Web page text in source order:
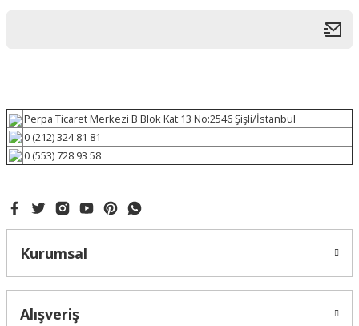
Perpa Ticaret Merkezi B Blok Kat:13 No:2546 Şişli/İstanbul
0 (212) 324 81 81
0 (553) 728 93 58
Kurumsal
Alışveriş